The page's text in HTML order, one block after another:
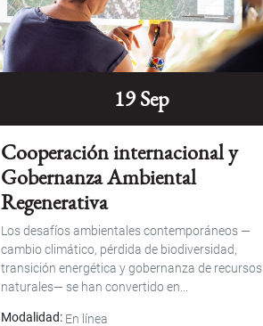
19 Sep
Cooperación internacional y
Gobernanza Ambiental
Regenerativa
Los desafíos ambientales contemporáneos —
cambio climático, pérdida de biodiversidad,
transición energética y gobernanza de recursos
naturales— se han convertido en...
Modalidad En línea